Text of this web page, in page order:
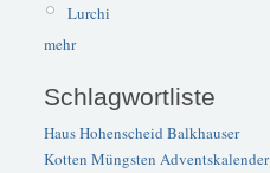
Lurchi
mehr
Schlagwortliste
Haus Hohenscheid Balkhauser
Kotten Müngsten Adventskalender